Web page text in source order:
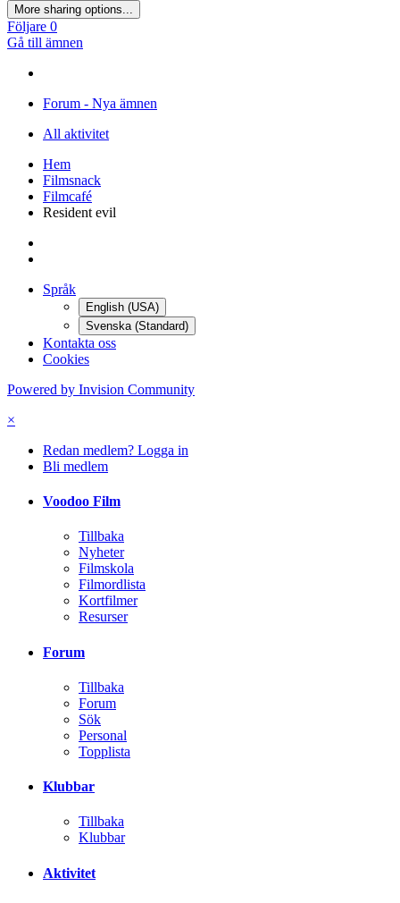
More sharing options...
Följare 0
Gå till ämnen
Forum - Nya ämnen
All aktivitet
Hem
Filmsnack
Filmcafé
Resident evil
Språk
English (USA)
Svenska (Standard)
Kontakta oss
Cookies
Powered by Invision Community
×
Redan medlem? Logga in
Bli medlem
Voodoo Film
Tillbaka
Nyheter
Filmskola
Filmordlista
Kortfilmer
Resurser
Forum
Tillbaka
Forum
Sök
Personal
Topplista
Klubbar
Tillbaka
Klubbar
Aktivitet